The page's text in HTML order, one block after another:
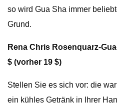
so wird Gua Sha immer
Grund.
Rena Chris Rosenquarz-
$ (vorher 19 $)
Stellen Sie es sich vor: die
ein kühles Getränk in Ihrer